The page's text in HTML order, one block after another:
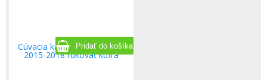
Cúvacia kamera Ford Focus
2015-2018 rukoväť kufra